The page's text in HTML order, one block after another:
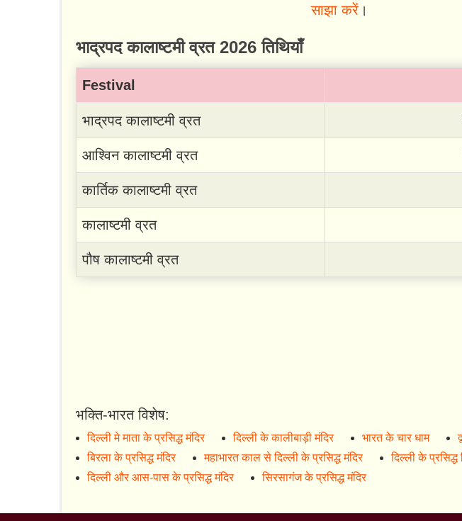
साझा करें।
भाद्रपद कालाष्टमी व्रत 2026 तिथियाँ
Festival
भाद्रपद कालाष्टमी व्रत
आश्विन कालाष्टमी व्रत
कार्तिक कालाष्टमी व्रत
कालाष्टमी व्रत
पौष कालाष्टमी व्रत
भक्ति-भारत विशेष:
दिल्ली मे माता के प्रसिद्ध मंदिर दिल्ली के कालीबाड़ी मंदिर भारत के चार धाम
बिरला के प्रसिद्ध मंदिर
महाभारत काल से दिल्ली के प्रसिद्ध मंदिर दिल्ली के प्रसिद्ध
दिल्ली और आस-पास के प्रसिद्ध मंदिर
सिरसागंज के प्रसिद्ध मंदिर